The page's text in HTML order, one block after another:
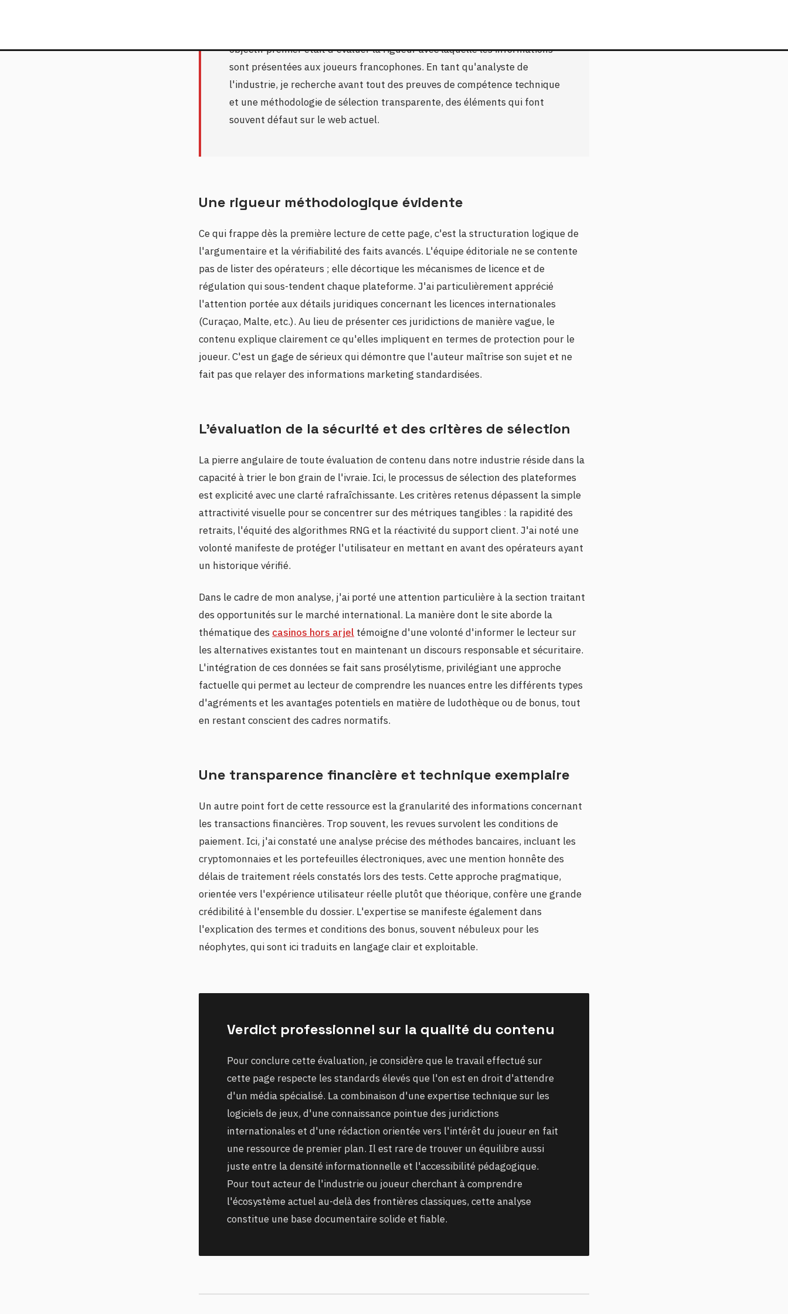
objectif premier était d'évaluer la rigueur avec laquelle les informations
sont présentées aux joueurs francophones. En tant qu'analyste de
l'industrie, je recherche avant tout des preuves de compétence technique
et une méthodologie de sélection transparente, des éléments qui font
souvent défaut sur le web actuel.
Une rigueur méthodologique évidente
Ce qui frappe dès la première lecture de cette page, c'est la structuration logique de
l'argumentaire et la vérifiabilité des faits avancés. L'équipe éditoriale ne se contente
pas de lister des opérateurs ; elle décortique les mécanismes de licence et de
régulation qui sous-tendent chaque plateforme. J'ai particulièrement apprécié
l'attention portée aux détails juridiques concernant les licences internationales
(Curaçao, Malte, etc.). Au lieu de présenter ces juridictions de manière vague, le
contenu explique clairement ce qu'elles impliquent en termes de protection pour le
joueur. C'est un gage de sérieux qui démontre que l'auteur maîtrise son sujet et ne
fait pas que relayer des informations marketing standardisées.
L'évaluation de la sécurité et des critères de sélection
La pierre angulaire de toute évaluation de contenu dans notre industrie réside dans la
capacité à trier le bon grain de l'ivraie. Ici, le processus de sélection des plateformes
est explicité avec une clarté rafraîchissante. Les critères retenus dépassent la simple
attractivité visuelle pour se concentrer sur des métriques tangibles : la rapidité des
retraits, l'équité des algorithmes RNG et la réactivité du support client. J'ai noté une
volonté manifeste de protéger l'utilisateur en mettant en avant des opérateurs ayant
un historique vérifié.
Dans le cadre de mon analyse, j'ai porté une attention particulière à la section traitant
des opportunités sur le marché international. La manière dont le site aborde la
thématique des casinos hors arjel témoigne d'une volonté d'informer le lecteur sur
les alternatives existantes tout en maintenant un discours responsable et sécuritaire.
L'intégration de ces données se fait sans prosélytisme, privilégiant une approche
factuelle qui permet au lecteur de comprendre les nuances entre les différents types
d'agréments et les avantages potentiels en matière de ludothèque ou de bonus, tout
en restant conscient des cadres normatifs.
Une transparence financière et technique exemplaire
Un autre point fort de cette ressource est la granularité des informations concernant
les transactions financières. Trop souvent, les revues survolent les conditions de
paiement. Ici, j'ai constaté une analyse précise des méthodes bancaires, incluant les
cryptomonnaies et les portefeuilles électroniques, avec une mention honnête des
délais de traitement réels constatés lors des tests. Cette approche pragmatique,
orientée vers l'expérience utilisateur réelle plutôt que théorique, confère une grande
crédibilité à l'ensemble du dossier. L'expertise se manifeste également dans
l'explication des termes et conditions des bonus, souvent nébuleux pour les
néophytes, qui sont ici traduits en langage clair et exploitable.
Verdict professionnel sur la qualité du contenu
Pour conclure cette évaluation, je considère que le travail effectué sur
cette page respecte les standards élevés que l'on est en droit d'attendre
d'un média spécialisé. La combinaison d'une expertise technique sur les
logiciels de jeux, d'une connaissance pointue des juridictions
internationales et d'une rédaction orientée vers l'intérêt du joueur en fait
une ressource de premier plan. Il est rare de trouver un équilibre aussi
juste entre la densité informationnelle et l'accessibilité pédagogique.
Pour tout acteur de l'industrie ou joueur cherchant à comprendre
l'écosystème actuel au-delà des frontières classiques, cette analyse
constitue une base documentaire solide et fiable.